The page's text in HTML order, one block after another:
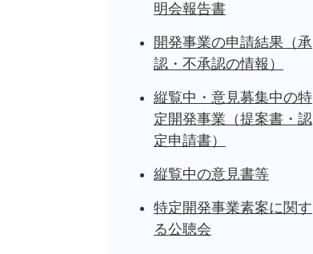
明会報告書
開発事業の申請結果（承
認・不承認の情報）
縦覧中・意見募集中の特
定開発事業（提案書・認
定申請書）
縦覧中の意見書等
特定開発事業素案に関す
る公聴会